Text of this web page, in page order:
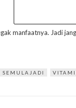
manfaatnya. Jadi